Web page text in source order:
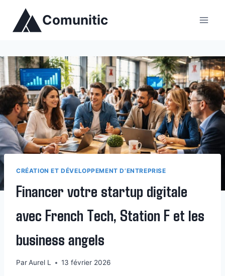
contenu
Comunitic
CRÉATION ET DÉVELOPPEMENT D’ENTREPRISE
Financer votre startup digitale
avec French Tech, Station F et les
business angels
ParAurel L 13 février 2026